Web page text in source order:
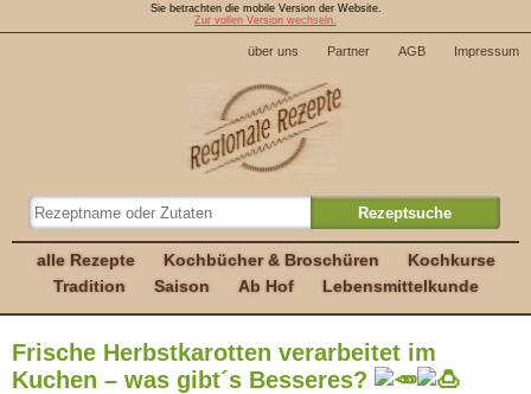
Sie betrachten die mobile Version der Website.
Zur vollen Version wechseln.
über uns Partner AGB Impressum
alle Rezepte Kochbücher & Broschüren
Kochkurse
Tradition
Saison Ab Hof Lebensmittelkunde
Frische Herbstkarotten verarbeitet im
Kuchen – was gibt´s Besseres?